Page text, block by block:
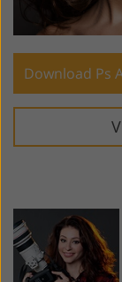
Download Ps